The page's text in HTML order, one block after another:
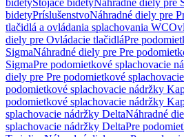
bidetyStojace bidetyNáhradné diely pre
bidetyPríslušenstvoNáhradné diely pre
tlačidlá a ovládania splachovania WC
diely pre Ovládacie tlačidláPre
SigmaNáhradné diely pre Pre
SigmaPre podomietkové splachovacie
diely pre Pre podomietkové
podomietkové splachovacie nádržky
podomietkové splachovacie nádržky
splachovacie nádržky DeltaNáhradné
splachovacie nádržky DeltaPre